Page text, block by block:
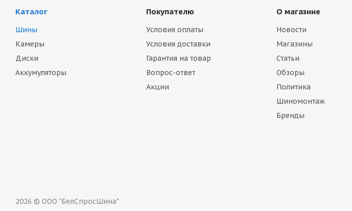
Каталог
Шины
Камеры
Диски
Аккумуляторы
Покупателю
Условия оплаты
Условия доставки
Гарантия на товар
Вопрос-ответ
Акции
О магазине
Новости
Магазины
Статьи
Обзоры
Политика
Шиномонтаж
Бренды
2026 © ООО "БелСпросШина"